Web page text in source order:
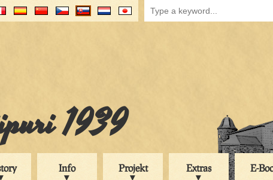
1939
Info Projekt Extras E-